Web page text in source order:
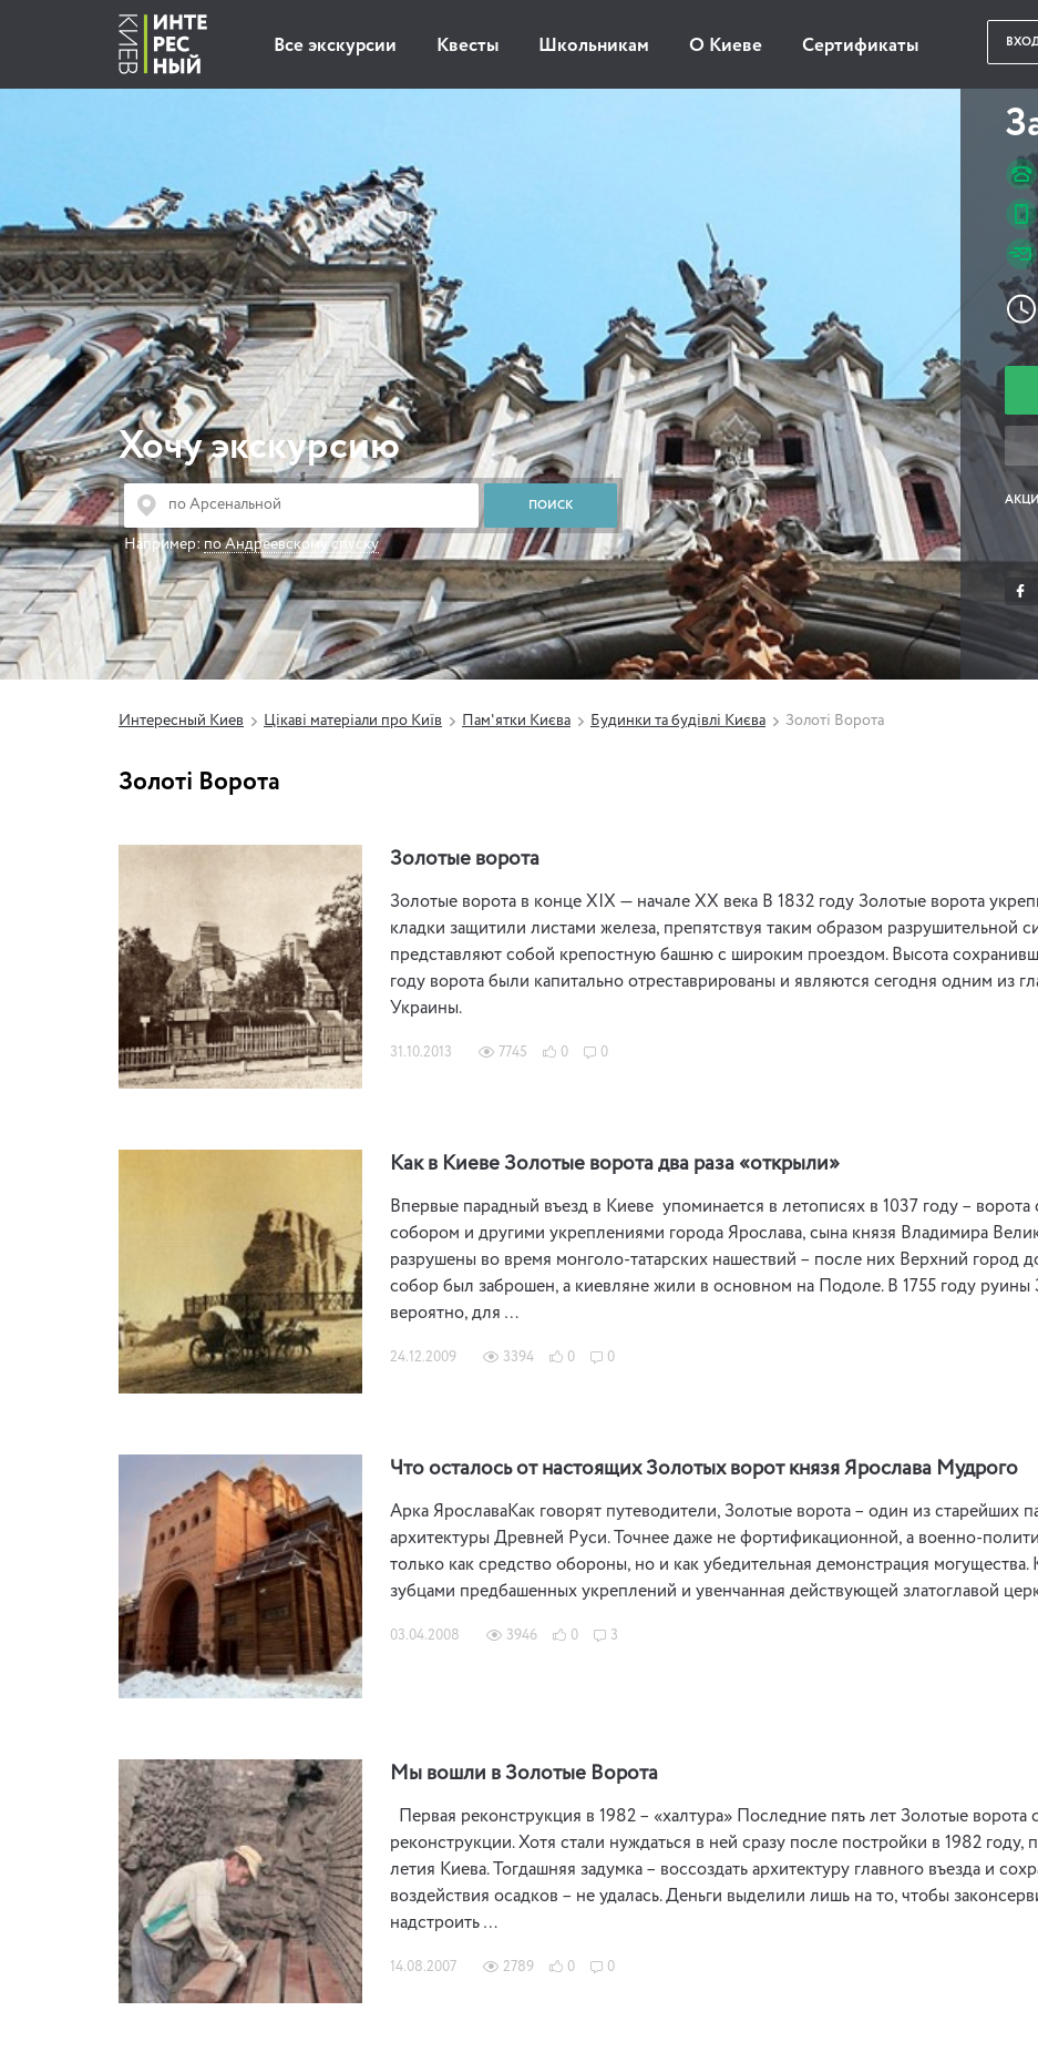
Все экскурсии Квесты Школьникам О Киеве Сертификаты
Хочу экскурсию
Например: по Андреевскому спуску
Интересный Киев Цікаві матеріали про Київ Пам'ятки Києва Будинки та будівлі Києва Золоті Ворота
Золоті Ворота
Золотые ворота
Золотые ворота в конце XIX — начале XX века В 1832 году Золотые ворота
кладки защитили листами железа, препятствуя таким образом разрушительной
представляют собой крепостную башню с широким проездом. Высота
году ворота были капитально отреставрированы и являются сегодня одним из
Украины.
31.10.2013 7745 0 0
Как в Киеве Золотые ворота два раза «открыли»
Впервые парадный въезд в Киеве упоминается в летописях в 1037 году –
собором и другими укреплениями города Ярослава, сына князя Владимира
разрушены во время монголо-татарских нашествий – после них Верхний город
собор был заброшен, а киевляне жили в основном на Подоле. В 1755 году руины
вероятно, для …
24.12.2009 3394 0 0
Что осталось от настоящих Золотых ворот князя Ярослава Мудрого
Арка ЯрославаКак говорят путеводители, Золотые ворота – один из старейших
архитектуры Древней Руси. Точнее даже не фортификационной, а военно-
только как средство обороны, но и как убедительная демонстрация
зубцами предбашенных укреплений и увенчанная действующей златоглавой
03.04.2008 3946 0 3
Мы вошли в Золотые Ворота
Первая реконструкция в 1982 – «халтура» Последние пять лет Золотые
реконструкции. Хотя стали нуждаться в ней сразу после постройки в 1982
летия Киева. Тогдашняя задумка – воссоздать архитектуру главного въезда и
воздействия осадков – не удалась. Деньги выделили лишь на то, чтобы
надстроить …
14.08.2007 2789 0 0